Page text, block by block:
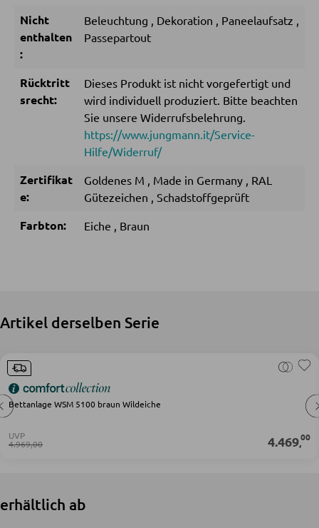
KLEIDERSCHRÄNKE
Drehtürenschränke
SPIEGEL
Wandspiegel
Standspiegel
Badspiegel
Bartische
Barstühle und Hocker
Couch- und Beistelltische
Nicht
enthalten
:
Beleuchtung Dekoration Paneelaufsatz
Passepartout
Rücktritt
srecht:
Dieses Produkt ist nicht vorgefertigt und
wird individuell produziert. Bitte beachten
Sie unsere Widerrufsbelehrung.
https://www.jungmann.it/Service-
Hilfe/Widerruf/
Zertifikat
e:
Goldenes M Made in Germany
RAL
Gütezeichen
Schadstoffgeprüft
Farbton: Eiche Braun
Artikel derselben Serie
Bettanlage WSM 5100 braun Wildeiche
UVP
4.969,00 4.469,00
erhältlich ab